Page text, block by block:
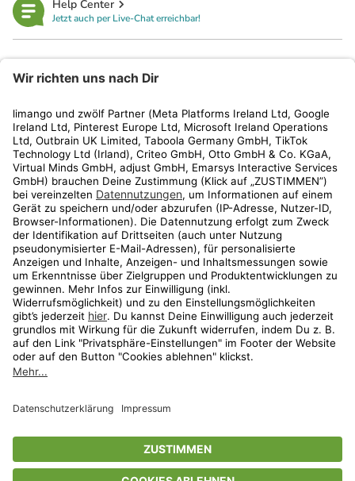
Help Center
Jetzt auch per Live-Chat erreichbar!
Kundenservice
Shop
Aktionen
Travel
* Streichpreise entsprechen der unverbindlichen Preisempfehlung des
Herstellers. Prozentangaben beziehen sich auf den Streichpreis.